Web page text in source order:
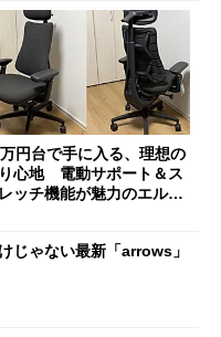
円台で手に入る、理想の
心地 電動サポート＆ス
レッチ機能が魅力のエルゴ
じゃない最新「arrows」